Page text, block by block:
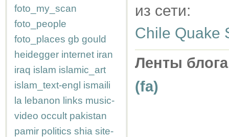
foto_my_scan
foto_people
foto_places gb gould
heidegger internet iran
iraq islam islamic_art
islam_text-engl ismaili
la lebanon links music-
video occult pakistan
pamir politics shia site-
из сети:
Chile Quake
Ленты
(fa)